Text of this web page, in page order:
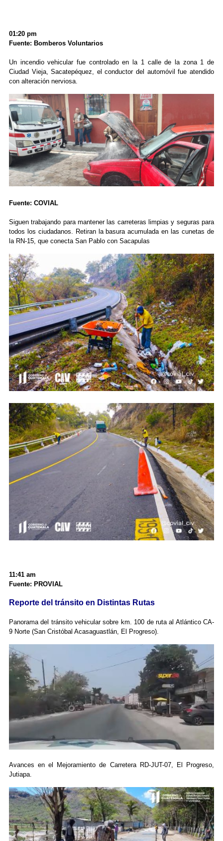
01:20 pm
Fuente: Bomberos Voluntarios
Un incendio vehicular fue controlado en la 1 calle de la zona 1 de
Ciudad Vieja, Sacatepéquez, el conductor del automóvil fue atendido
con alteración nerviosa.
Fuente: COVIAL
Siguen trabajando para mantener las carreteras limpias y seguras para
todos los ciudadanos. Retiran la basura acumulada en las cunetas de
la RN-15, que conecta San Pablo con Sacapulas
11:41 am
Fuente: PROVIAL
Reporte del tránsito en Distintas Rutas
Panorama del tránsito vehicular sobre km. 100 de ruta al Atlántico CA-
9 Norte (San Cristóbal Acasaguastlán, El Progreso).
Avances en el Mejoramiento de Carretera RD-JUT-07, El Progreso,
Jutiapa.